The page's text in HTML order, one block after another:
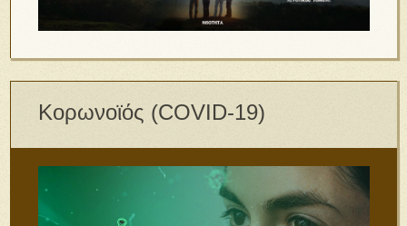
Κορωνοϊός (COVID-19)